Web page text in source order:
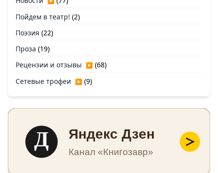
Пойдем в театр! (2)
Поэзия (22)
Проза (19)
Рецензии и отзывы ▶ (68)
Сетевые трофеи ▶ (9)
Д Яндекс Дзен
Канал «Книгозавр»